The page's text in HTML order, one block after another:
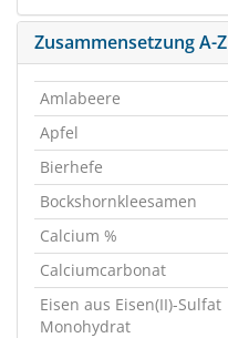
Zusammensetzung A-Z
Amlabeere
Apfel
Bierhefe
Bockshornkleesamen
Calcium %
Calciumcarbonat
Eisen aus Eisen(II)-Sulfat
Monohydrat